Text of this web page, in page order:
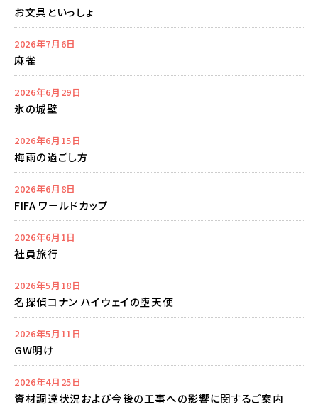
お文具といっしょ
2026年7月6日
麻雀
2026年6月29日
氷の城壁
2026年6月15日
梅雨の過ごし方
2026年6月8日
FIFA ワールドカップ
2026年6月1日
社員旅行
2026年5月18日
名探偵コナン ハイウェイの堕天使
2026年5月11日
GW明け
2026年4月25日
資材調達状況および今後の工事への影響に関するご案内